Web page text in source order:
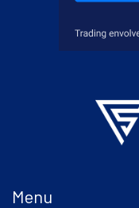
Menu